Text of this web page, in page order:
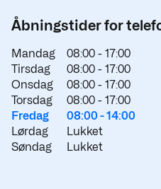
Åbningstider for
Mandag 08:00 - 17:00
Tirsdag
08:00 - 17:00
Onsdag
08:00 - 17:00
Torsdag
08:00 - 17:00
Fredag
08:00 -14:00
Lørdag
Lukket
Søndag
Lukket